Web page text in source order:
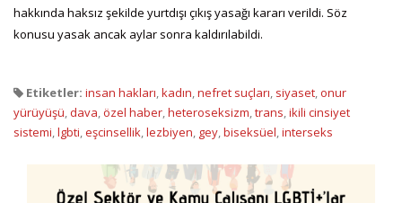
hakkında haksız şekilde yurtdışı çıkış yasağı kararı verildi. Söz
konusu yasak ancak aylar sonra kaldırılabildi.
Etiketler: insan hakları,kadın,nefret suçları, siyaset,onur
yürüyüşü,dava,özel haber,heteroseksizm,trans,ikili cinsiyet
sistemi,lgbti,eşcinsellik,lezbiyen, gey,biseksüel,interseks